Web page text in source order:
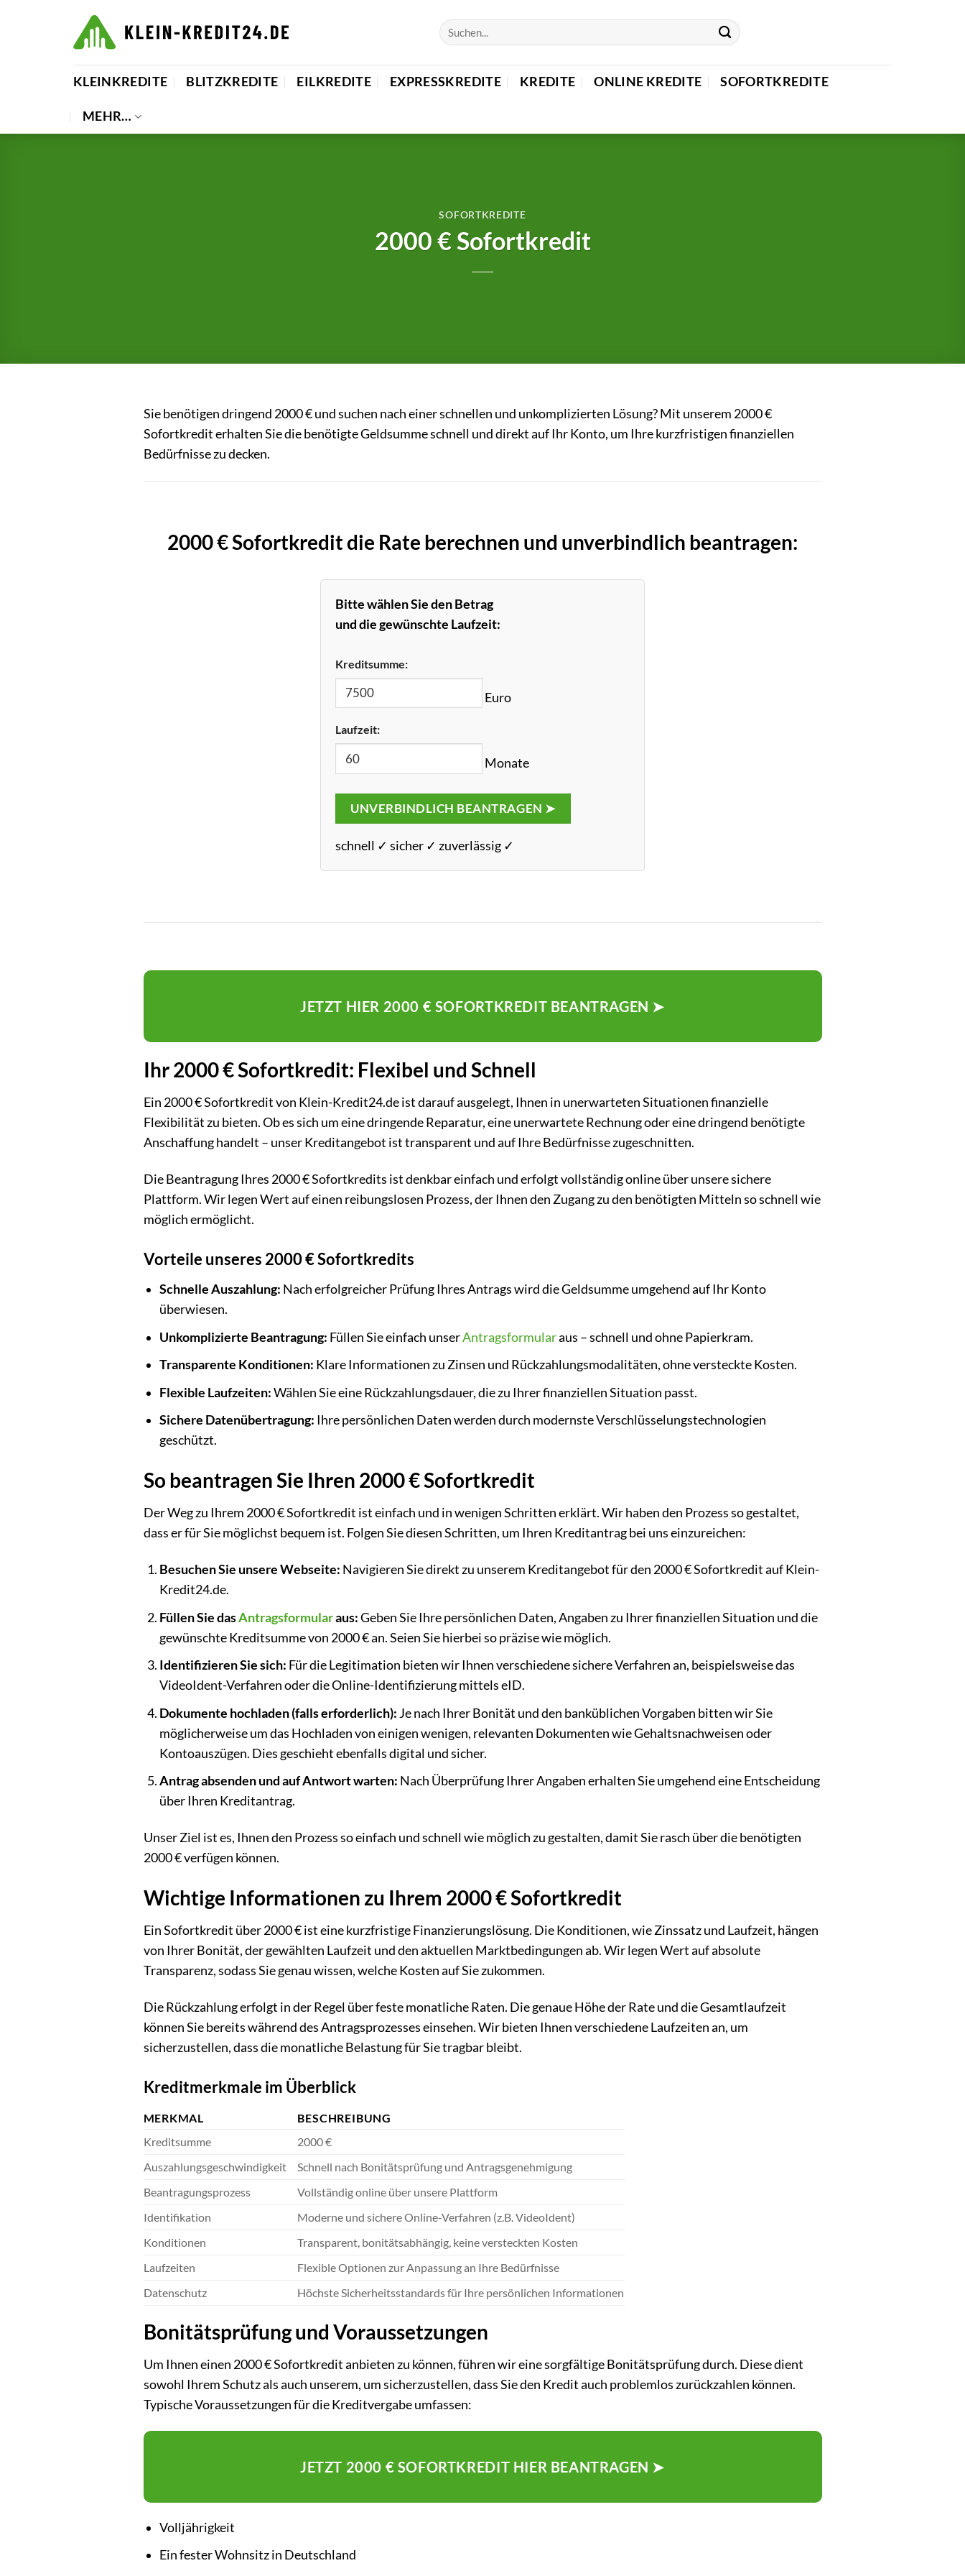
KLEINKREDITE BLITZKREDITE EILKREDITE EXPRESSKREDITE KREDITE ONLINE KREDITE SOFORTKREDITE
MEHR…
SOFORTKREDITE
2000 € Sofortkredit
Sie benötigen dringend 2000 € und suchen nach einer schnellen und unkomplizierten Lösung? Mit unserem 2000 €
Sofortkredit erhalten Sie die benötigte Geldsumme schnell und direkt auf Ihr Konto, um Ihre kurzfristigen finanziellen
Bedürfnisse zu decken.
2000 € Sofortkredit die Rate berechnen und unverbindlich beantragen:
Bitte wählen Sie den Betrag
und die gewünschte Laufzeit:
Kreditsumme:
Euro
Laufzeit:
Monate
UNVERBINDLICH BEANTRAGEN ➤
schnell ✓ sicher ✓ zuverlässig ✓
JETZT HIER 2000 € SOFORTKREDIT BEANTRAGEN ➤
Ihr 2000 € Sofortkredit: Flexibel und Schnell
Ein 2000 € Sofortkredit von Klein-Kredit24.de ist darauf ausgelegt, Ihnen in unerwarteten Situationen finanzielle
Flexibilität zu bieten. Ob es sich um eine dringende Reparatur, eine unerwartete Rechnung oder eine dringend benötigte
Anschaffung handelt – unser Kreditangebot ist transparent und auf Ihre Bedürfnisse zugeschnitten.
Die Beantragung Ihres 2000 € Sofortkredits ist denkbar einfach und erfolgt vollständig online über unsere sichere
Plattform. Wir legen Wert auf einen reibungslosen Prozess, der Ihnen den Zugang zu den benötigten Mitteln so schnell wie
möglich ermöglicht.
Vorteile unseres 2000 € Sofortkredits
Schnelle Auszahlung: Nach erfolgreicher Prüfung Ihres Antrags wird die Geldsumme umgehend auf Ihr Konto
überwiesen.
Unkomplizierte Beantragung: Füllen Sie einfach unserAntragsformularaus – schnell und ohne Papierkram.
Transparente Konditionen: Klare Informationen zu Zinsen und Rückzahlungsmodalitäten, ohne versteckte Kosten.
Flexible Laufzeiten:Wählen Sie eine Rückzahlungsdauer, die zu Ihrer finanziellen Situation passt.
Sichere Datenübertragung: Ihre persönlichen Daten werden durch modernste Verschlüsselungstechnologien
geschützt.
So beantragen Sie Ihren 2000 € Sofortkredit
Der Weg zu Ihrem 2000 € Sofortkredit ist einfach und in wenigen Schritten erklärt. Wir haben den Prozess so gestaltet,
dass er für Sie möglichst bequem ist. Folgen Sie diesen Schritten, um Ihren Kreditantrag bei uns einzureichen:
Besuchen Sie unsere Webseite: Navigieren Sie direkt zu unserem Kreditangebot für den 2000 € Sofortkredit auf Klein-
Kredit24.de.
Füllen Sie dasAntragsformularaus:Geben Sie Ihre persönlichen Daten, Angaben zu Ihrer finanziellen Situation und die
gewünschte Kreditsumme von 2000 € an. Seien Sie hierbei so präzise wie möglich.
Identifizieren Sie sich: Für die Legitimation bieten wir Ihnen verschiedene sichere Verfahren an, beispielsweise das
VideoIdent-Verfahren oder die Online-Identifizierung mittels eID.
Dokumente hochladen (falls erforderlich): Je nach Ihrer Bonität und den banküblichen Vorgaben bitten wir Sie
möglicherweise um das Hochladen von einigen wenigen, relevanten Dokumenten wie Gehaltsnachweisen oder
Kontoauszügen. Dies geschieht ebenfalls digital und sicher.
Antrag absenden und auf Antwort warten: Nach Überprüfung Ihrer Angaben erhalten Sie umgehend eine Entscheidung
über Ihren Kreditantrag.
Unser Ziel ist es, Ihnen den Prozess so einfach und schnell wie möglich zu gestalten, damit Sie rasch über die benötigten
2000 € verfügen können.
Wichtige Informationen zu Ihrem 2000 € Sofortkredit
Ein Sofortkredit über 2000 € ist eine kurzfristige Finanzierungslösung. Die Konditionen, wie Zinssatz und Laufzeit, hängen
von Ihrer Bonität, der gewählten Laufzeit und den aktuellen Marktbedingungen ab. Wir legen Wert auf absolute
Transparenz, sodass Sie genau wissen, welche Kosten auf Sie zukommen.
Die Rückzahlung erfolgt in der Regel über feste monatliche Raten. Die genaue Höhe der Rate und die Gesamtlaufzeit
können Sie bereits während des Antragsprozesses einsehen. Wir bieten Ihnen verschiedene Laufzeiten an, um
sicherzustellen, dass die monatliche Belastung für Sie tragbar bleibt.
Kreditmerkmale im Überblick
MERKMAL
BESCHREIBUNG
Kreditsumme
2000 €
Auszahlungsgeschwindigkeit
Schnell nach Bonitätsprüfung und Antragsgenehmigung
Beantragungsprozess
Vollständig online über unsere Plattform
Identifikation
Moderne und sichere Online-Verfahren (z.B. VideoIdent)
Konditionen
Transparent, bonitätsabhängig, keine versteckten Kosten
Laufzeiten
Flexible Optionen zur Anpassung an Ihre Bedürfnisse
Datenschutz
Höchste Sicherheitsstandards für Ihre persönlichen Informationen
Bonitätsprüfung und Voraussetzungen
Um Ihnen einen 2000 € Sofortkredit anbieten zu können, führen wir eine sorgfältige Bonitätsprüfung durch. Diese dient
sowohl Ihrem Schutz als auch unserem, um sicherzustellen, dass Sie den Kredit auch problemlos zurückzahlen können.
Typische Voraussetzungen für die Kreditvergabe umfassen:
JETZT 2000 € SOFORTKREDIT HIER BEANTRAGEN ➤
Volljährigkeit
Ein fester Wohnsitz in Deutschland